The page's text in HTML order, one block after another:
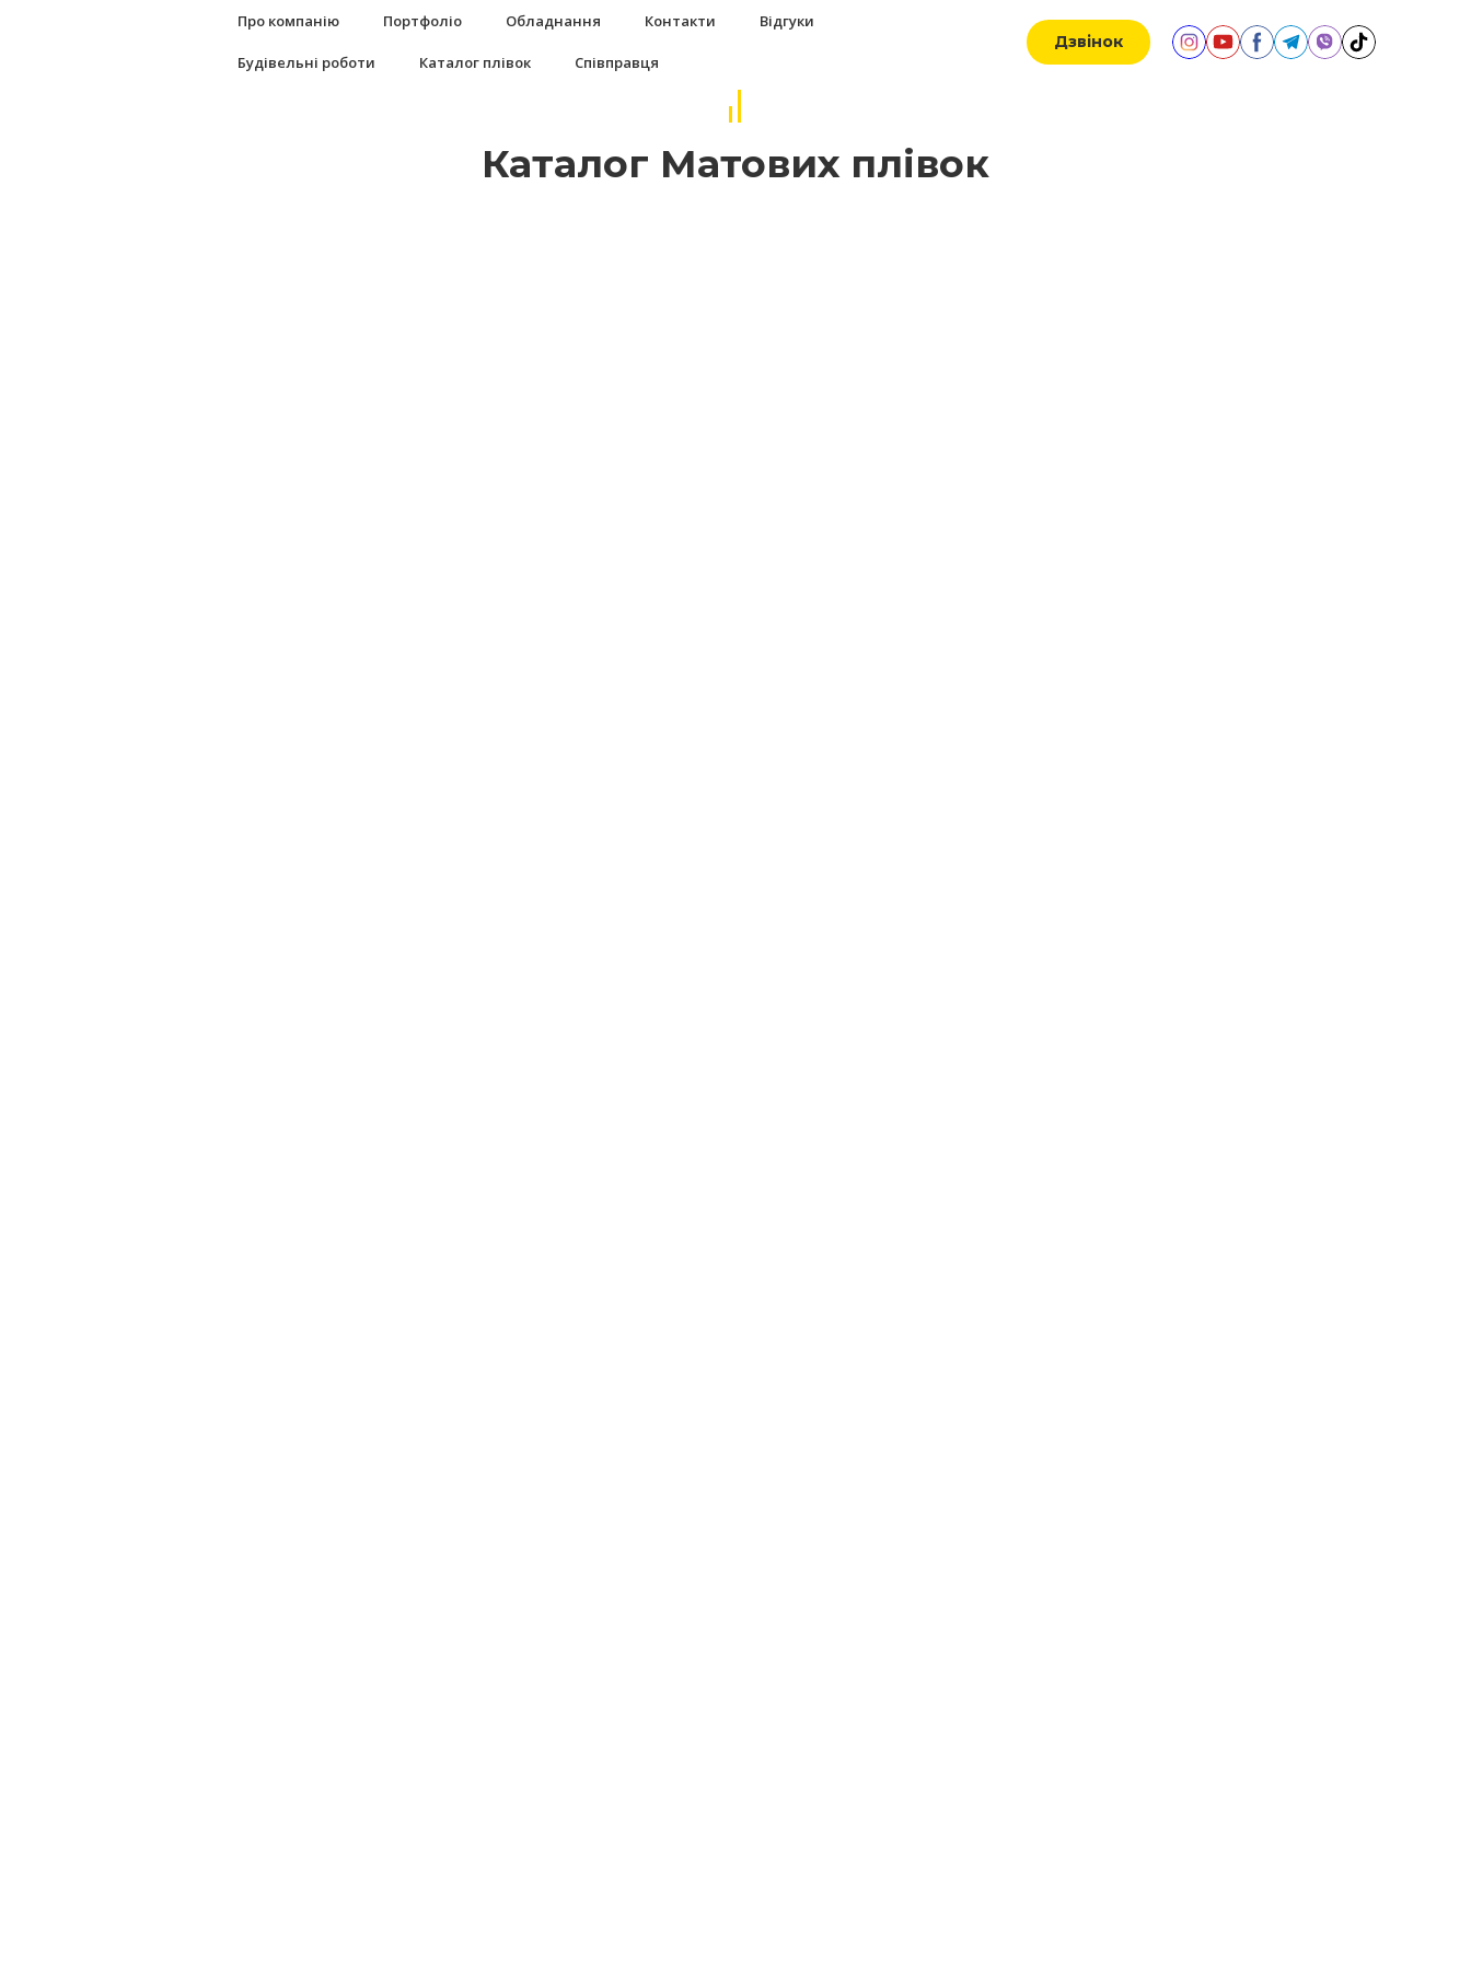
Про компанію Портфоліо Обладнання Контакти Відгуки
Будівельні роботи Каталог плівок Співправця
Дзвінок
Каталог Матових плівок